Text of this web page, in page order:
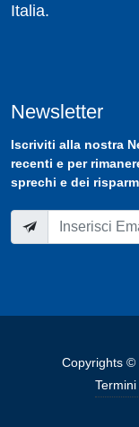
Italia.
Newsletter
Iscriviti alla nostra
recenti e per
sprechi e dei
Copyrights ©